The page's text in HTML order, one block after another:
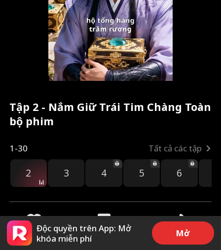
Tập 2 - Nắm Giữ Trái Tim Chàng Toàn
bộ phim
1-30 Tất cả các tập
2 3 4 5 6
5.3k 12.2k Chia sẻ
Độc quyền trên App: Mở
khóa miễn phí
Mở